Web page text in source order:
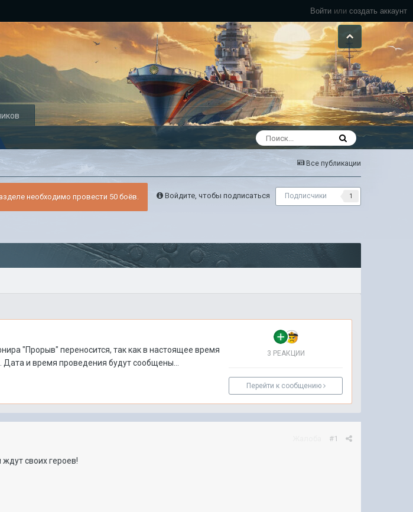
Войти или создать аккаунт
Все публикации
Войдите, чтобы подписаться Подписчики 1
необходимо провести 50 боёв.
"Прорыв" переносится, так как в настоящее время
и время проведения будут сообщены...
3 РЕАКЦИИ
Перейти к сообщению
#1
своих героев!